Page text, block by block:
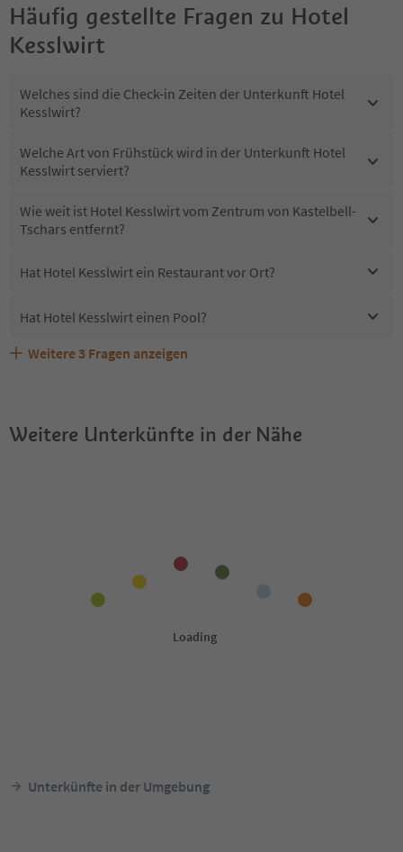
Häufig gestellte Fragen zu Hotel
Kesslwirt
Welches sind die Check-in Zeiten der Unterkunft Hotel
Kesslwirt?
Welche Art von Frühstück wird in der Unterkunft Hotel
Kesslwirt serviert?
Wie weit ist Hotel Kesslwirt vom Zentrum von Kastelbell-
Tschars entfernt?
Hat Hotel Kesslwirt ein Restaurant vor Ort?
Hat Hotel Kesslwirt einen Pool?
Sind Haustiere in der Unterkunft Hotel Kesslwirt erlaubt?
Welche Services bietet Hotel Kesslwirt?
Erhalten die Gäste von Hotel Kesslwirt einen Südtirol
Weitere 3 Fragen anzeigen
Weitere Unterkünfte in der Nähe
Unterkünfte in der Umgebung